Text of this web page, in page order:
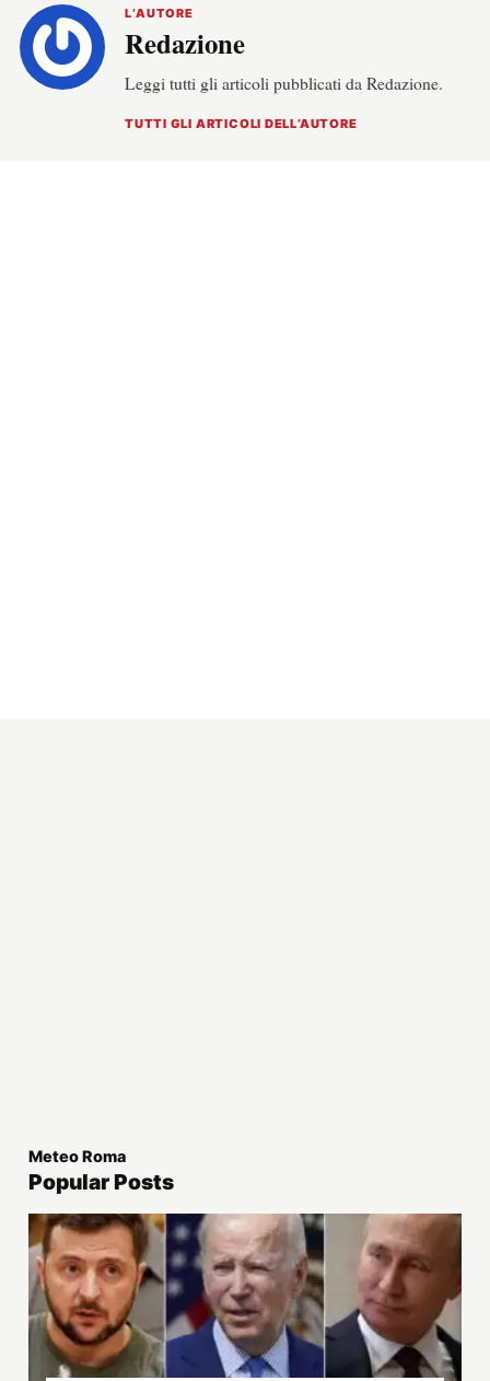
L’AUTORE
Redazione
Leggi tutti gli articoli pubblicati da Redazione.
TUTTI GLI ARTICOLI DELL’AUTORE
Meteo Roma
Popular Posts